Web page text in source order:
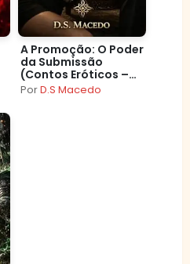
A Promoção: O Poder
da Submissão
(Contos Eróticos –
Curtos)
PorD.S Macedo